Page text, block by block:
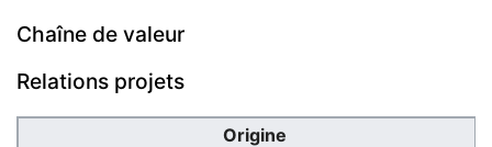
Chaîne de valeur
Relations projets
Origine